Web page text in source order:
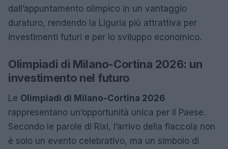
dall’appuntamento olimpico in un vantaggio
duraturo, rendendo la Liguria più attrattiva per
investimenti futuri e per lo sviluppo economico.
Olimpiadi di Milano-Cortina 2026: un
investimento nel futuro
Le Olimpiadi di Milano-Cortina 2026
rappresentano un’opportunità unica per il Paese.
Secondo le parole di Rixi, l’arrivo della fiaccola non
è solo un evento celebrativo, ma un simbolo di